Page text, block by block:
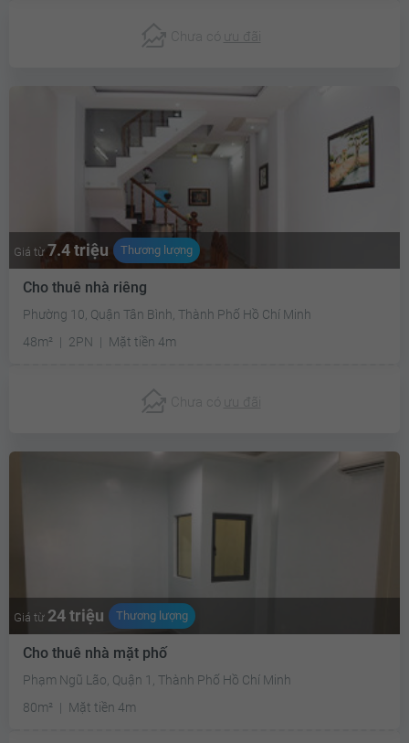
Chưa có ưu đãi
Giá từ7.4 triệu Thương lượng
Cho thuê nhà riêng
Phường 10, Quận Tân Bình, Thành Phố Hồ Chí Minh
48m²
2PN Mặt tiền 4m
Chưa có ưu đãi
Giá từ 24 triệu Thương lượng
Cho thuê nhà mặt phố
Phạm Ngũ Lão, Quận 1, Thành Phố Hồ Chí Minh
80m²
Mặt tiền 4m